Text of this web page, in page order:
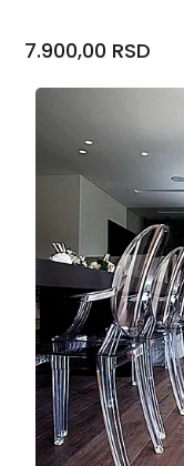
7.900,00 RSD